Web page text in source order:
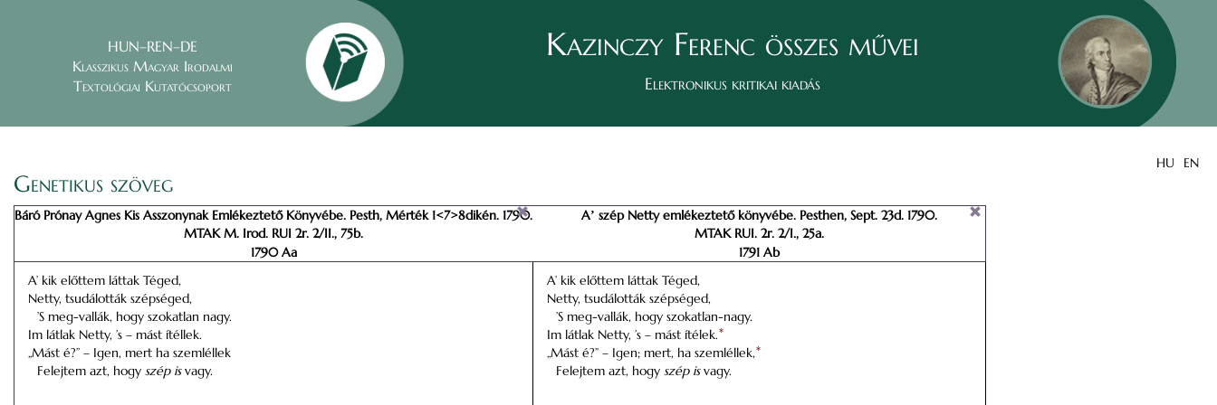
HUN–REN–DE
Klasszikus Magyar Irodalmi
Textológiai Kutatócsoport
Kazinczy Ferenc összes művei
Elektronikus kritikai kiadás
HU EN
Genetikus szöveg
Báró Prónay Agnes Kis Asszonynak Emlékeztető Könyvébe. Pesth, Mérték 1<7>8dikén. 1790.
MTAK M. Irod. RUI 2r. 2/II., 75b.
1790 Aa
Aʼ szép Netty emlékeztető könyvébe. Pesthen, Sept. 23d. 1790.
MTAK RUI. 2r. 2/I., 25a.
1791 Ab
A’ kik előttem láttak Téged,
Netty, tsudálották szépséged,
’S meg-vallák, hogy szokatlan nagy.
Im látlak Netty, ’s – mást ítéllek.
„Mást é?” – Igen, mert ha szemléllek
Felejtem azt, hogy szép isvagy.
A’ kik előttem láttak Téged,
Netty, tsudálották szépséged,
’S meg-vallák, hogy szokatlan-nagy.
Im látlak Netty, ’s – mást ítélek.*
„Mást é?” – Igen; mert, ha szemléllek,*
Felejtem azt, hogy szép isvagy.